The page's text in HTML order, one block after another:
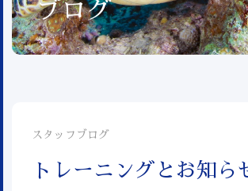
ブログ
スタッフブログ
トレーニングとお知ら